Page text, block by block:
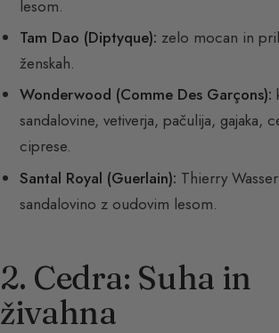
lesom.
Tam Dao (Diptyque): zelo mocan in
ženskah.
Wonderwood (Comme Des Garçons):
sandalovine, vetiverja, pačulija, gajaka,
ciprese.
Santal Royal (Guerlain): Thierry
sandalovino z oudovim lesom.
2. Cedra: Suha in
živahna